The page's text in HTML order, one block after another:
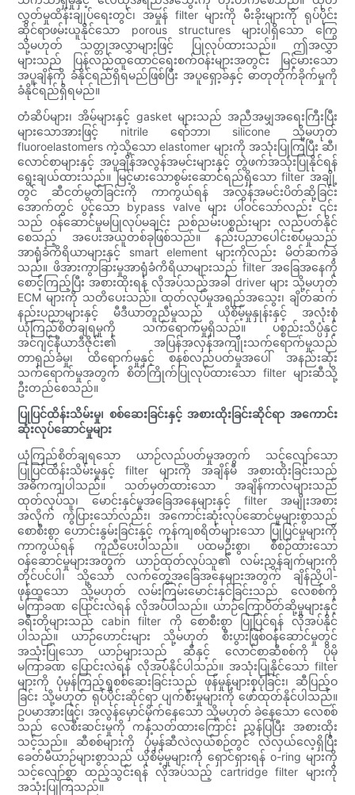
လွှတ်မှုထိန်းချုပ်ရေးတွင်၊ အမှုန် filter များကို မီးခိုးများကို ရုပ်ပိုင်း
ဆိုင်ရာဖမ်းယူနိုင်သော porous structures များပါရှိသော ကြွေ
သို့မဟုတ် သတ္တုအလွှာများဖြင့် ပြုလုပ်ထားသည်။ ဤအလွှာ
များသည် ပြန်လည်ထူထောင်ရေးစက်ဝန်းများအတွင်း မြင့်မားသော
အပူချိန်ကို ခံနိုင်ရည်ရှိရမည်ဖြစ်ပြီး အပူရှော့ခ်နှင့် ဓာတုတိုက်ခိုက်မှုကို
ခံနိုင်ရည်ရှိရမည်။
တံဆိပ်များ၊ အိမ်များနှင့် gasket များသည် အညီအမျှအရေးကြီးပြီး
များသောအားဖြင့် nitrile ရော်ဘာ၊ silicone သို့မဟုတ်
fluoroelastomers ကဲ့သို့သော elastomer များကို အသုံးပြုကြပြီး ဆီ၊
လောင်စာများနှင့် အပူချိန်အလွန်အမင်းများနှင့် တွဲဖက်အသုံးပြုနိုင်ရန်
ရွေးချယ်ထားသည်။ မြင့်မားသောစွမ်းဆောင်ရည်ရှိသော filter အချို့
တွင် ဆီငတ်မွတ်ခြင်းကို ကာကွယ်ရန် အလွန်အမင်းပိတ်ဆို့ခြင်း
အောက်တွင် ပွင့်သော bypass valve များ ပါဝင်သော်လည်း ၎င်း
သည် ဝန်ဆောင်မှုမပြုလုပ်မချင်း ညစ်ညမ်းပစ္စည်းများ လည်ပတ်နိုင်
စေသည့် အပေးအယူတစ်ခုဖြစ်သည်။ နည်းပညာပေါင်းစပ်မှုသည်
အာရုံခံကိရိယာများနှင့် smart element များကိုလည်း မိတ်ဆက်ခဲ့
သည်။ ဖိအားကွာခြားမှုအာရုံခံကိရိယာများသည် filter အခြေအနေကို
စောင့်ကြည့်ပြီး အစားထိုးရန် လိုအပ်သည့်အခါ driver များ သို့မဟုတ်
ECM များကို သတိပေးသည်။ ထုတ်လုပ်မှုအရည်အသွေး၊ ချိတ်ဆက်
နည်းပညာများနှင့် မီဒီယာတူညီမှုသည် ယိုစိမ့်မှုနှုန်းနှင့် အလုံးစုံ
ယုံကြည်စိတ်ချရမှုကို သက်ရောက်မှုရှိသည်။ ပစ္စည်းသိပ္ပံနှင့်
အင်ဂျင်နီယာဒီဇိုင်း၏ အပြန်အလှန်အကျိုးသက်ရောက်မှုသည်
တာရှည်ခံမှု၊ ထိရောက်မှုနှင့် စနစ်လည်ပတ်မှုအပေါ် အနည်းဆုံး
သက်ရောက်မှုအတွက် စိတ်ကြိုက်ပြုလုပ်ထားသော filter များဆီသို့
ဦးတည်စေသည်။
ပြုပြင်ထိန်းသိမ်းမှု၊ စစ်ဆေးခြင်းနှင့် အစားထိုးခြင်းဆိုင်ရာ အကောင်း
ဆုံးလုပ်ဆောင်မှုများ
ယုံကြည်စိတ်ချရသော ယာဉ်လည်ပတ်မှုအတွက် သင့်လျော်သော
ပြုပြင်ထိန်းသိမ်းမှုနှင့် filter များကို အချိန်မီ အစားထိုးခြင်းသည်
အဓိကကျပါသည်။ သတ်မှတ်ထားသော အချိန်ကာလများသည်
ထုတ်လုပ်သူ၊ မောင်းနှင်မှုအခြေအနေများနှင့် filter အမျိုးအစား
အလိုက် ကွဲပြားသော်လည်း၊ အကောင်းဆုံးလုပ်ဆောင်မှုများစွာသည်
စောစီးစွာ ဟောင်းနွမ်းခြင်းနှင့် ကုန်ကျစရိတ်များသော ပြုပြင်မှုများကို
ကာကွယ်ရန် ကူညီပေးပါသည်။ ပထမဦးစွာ၊ စီစဉ်ထားသော
ဝန်ဆောင်မှုများအတွက် ယာဉ်ထုတ်လုပ်သူ၏ လမ်းညွှန်ချက်များကို
တိုင်ပင်ပါ၊ သို့သော် လက်တွေ့အခြေအနေများအတွက် ချိန်ညှိပါ-
ဖုန်ထူသော သို့မဟုတ် လမ်းကြမ်းမောင်းနှင်ခြင်းသည် လေစစ်ကို
မကြာခဏ ပြောင်းလဲရန် လိုအပ်ပါသည်။ ယာဉ်ကြောပိတ်ဆို့မှုများနှင့်
ခရီးတိုများသည် cabin filter ကို စောစီးစွာ ပြုပြင်ရန် လိုအပ်နိုင်
ပါသည်။ ယာဉ်ဟောင်းများ သို့မဟုတ် စီးပွားဖြစ်ဝန်ဆောင်မှုတွင်
အသုံးပြုသော ယာဉ်များသည် ဆီနှင့် လောင်စာဆီစစ်ကို ပိုမို
မကြာခဏ ပြောင်းလဲရန် လိုအပ်နိုင်ပါသည်။ အသုံးပြုနိုင်သော filter
များကို ပုံမှန်ကြည့်ရှုစစ်ဆေးခြင်းသည် ဖုန်မှုန့်များစုပုံခြင်း၊ ဆီပြည့်ဝ
ခြင်း သို့မဟုတ် ရုပ်ပိုင်းဆိုင်ရာ ပျက်စီးမှုများကို ဖော်ထုတ်နိုင်ပါသည်။
ဥပမာအားဖြင့်၊ အလွန်မှောင်မိုက်နေသော သို့မဟုတ် ခဲနေသော လေစစ်
သည် လေစီးဆင်းမှုကို ကန့်သတ်ထားကြောင်း ညွှန်ပြပြီး အစားထိုး
သင့်သည်။ ဆီစစ်များကို ပုံမှန်ဆီလဲလှယ်စဉ်တွင် လဲလှယ်လေ့ရှိပြီး
ခေတ်မီယာဉ်များစွာသည် ယိုစိမ့်မှုများကို ရှောင်ရှားရန် o-ring များကို
သင့်လျော်စွာ ထည့်သွင်းရန် လိုအပ်သည့် cartridge filter များကို
အသုံးပြုကြသည်။